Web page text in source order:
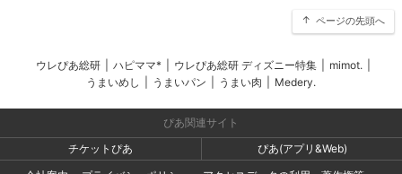
ページの先頭へ
ウレぴあ総研 ハピママ* ウレぴあ総研 ディズニー特集 mimot.
うまいめし
うまいパン うまい肉 Medery.
ぴあ関連サイト
チケットぴあ
ぴあ(アプリ&Web)